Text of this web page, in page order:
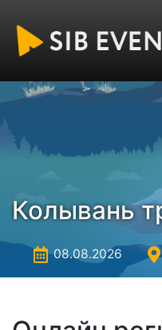
Колывань
08.08.2026